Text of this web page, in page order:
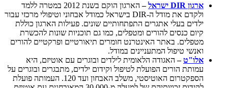
ארגון DIR ישראל –
הארגון הוקם בשנת 2012 במטרה ללמד
ולקדם את מודל ה-DIR בישראל כמודל אבחוני וטיפולי מרכזי עבור
ילדים בעלי אתגרים התפתחותיים שונים. פעילות הארגון כוללת
קיום כנסים להורים ומטפלים, כמו גם תוכניות שונות להכשרת
מטפלים. באתר האינטרנט חומרים תיאורטיים ופרקטיים להורים
ואנשי טיפול המתעניינים במודל.
אלו"ט –האגודה הלאומית לילדים ובוגרים עם אוטיזם, היא
עמותת הורים הפועלת לטיפול וקידום ילדים, מתבגרים ובוגרים על
הספקטרום האוטיסטי, משלב האבחון ועד 120. העמותה פועלת